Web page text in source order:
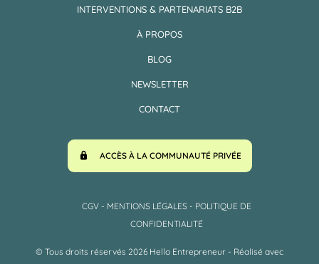
INTERVENTIONS & PARTENARIATS B2B
À PROPOS
BLOG
NEWSLETTER
CONTACT
ACCÈS À LA COMMUNAUTÉ PRIVÉE
CGV - MENTIONS LÉGALES - POLITIQUE DE
CONFIDENTIALITÉ
© Tous droits réservés 2026 Hello Entrepreneur - Réalisé avec